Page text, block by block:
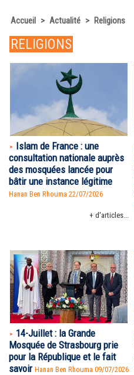
Accueil > Actualité > Religions
RELIGIONS
Islam de France : une
consultation nationale auprès
des mosquées lancée pour
bâtir une instance légitime
Hanan Ben Rhouma 22/07/2026
+ d'articles...
14-Juillet : la Grande
Mosquée de Strasbourg prie
pour la République et le fait
savoir Hanan Ben Rhouma 09/07/2026